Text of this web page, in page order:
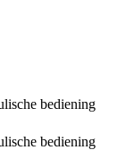
bediening
bediening